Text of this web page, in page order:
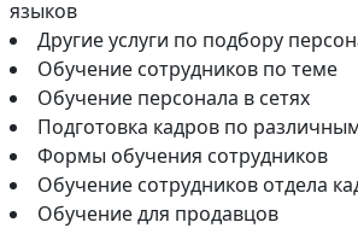
языков
Другие услуги по подбору
Обучение сотрудников по теме
Обучение персонала в сетях
Подготовка кадров по
Формы обучения сотрудников
Обучение сотрудников отдела
Обучение для продавцов